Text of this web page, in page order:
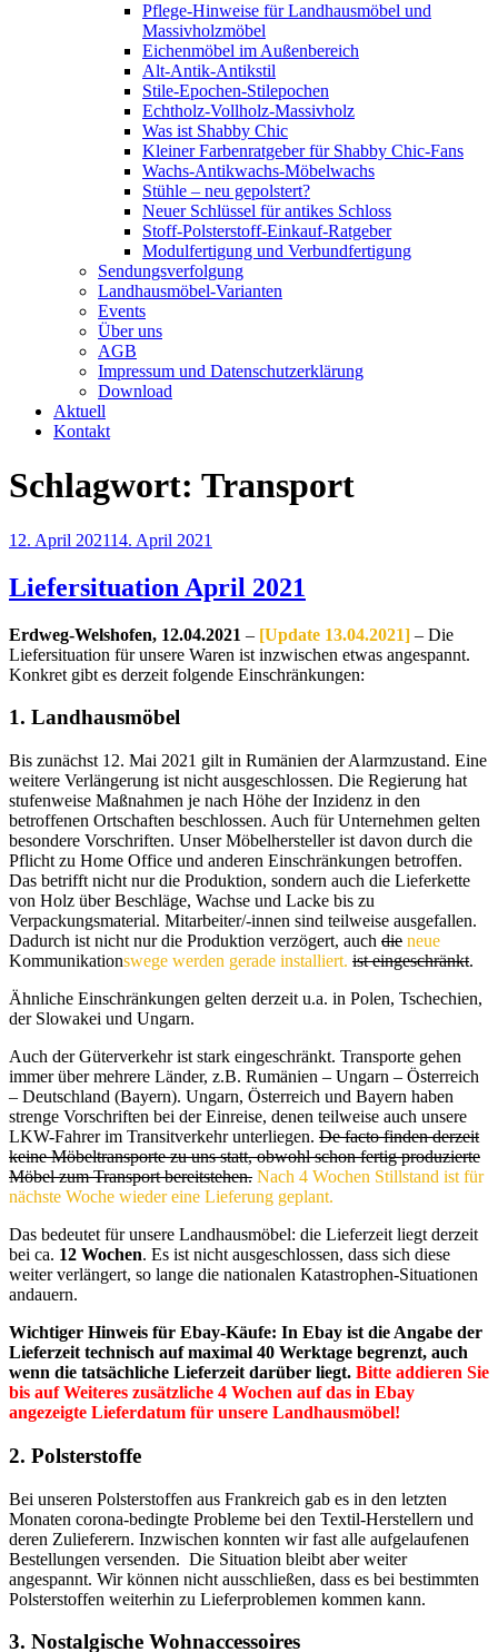
Pflege-Hinweise für Landhausmöbel und
Massivholzmöbel
Eichenmöbel im Außenbereich
Alt-Antik-Antikstil
Stile-Epochen-Stilepochen
Echtholz-Vollholz-Massivholz
Was ist Shabby Chic
Kleiner Farbenratgeber für Shabby Chic-Fans
Wachs-Antikwachs-Möbelwachs
Stühle – neu gepolstert?
Neuer Schlüssel für antikes Schloss
Stoff-Polsterstoff-Einkauf-Ratgeber
Modulfertigung und Verbundfertigung
Sendungsverfolgung
Landhausmöbel-Varianten
Events
Über uns
AGB
Impressum und Datenschutzerklärung
Download
Aktuell
Kontakt
Schlagwort: Transport
Veröffentlicht
12. April 202114. April 2021
Liefersituation April 2021
Erdweg-Welshofen, 12.04.2021 – [Update 13.04.2021] – Die
Liefersituation für unsere Waren ist inzwischen etwas angespannt.
Konkret gibt es derzeit folgende Einschränkungen:
1. Landhausmöbel
Bis zunächst 12. Mai 2021 gilt in Rumänien der Alarmzustand. Eine
weitere Verlängerung ist nicht ausgeschlossen. Die Regierung hat
stufenweise Maßnahmen je nach Höhe der Inzidenz in den
betroffenen Ortschaften beschlossen. Auch für Unternehmen gelten
besondere Vorschriften. Unser Möbelhersteller ist davon durch die
Pflicht zu Home Office und anderen Einschränkungen betroffen.
Das betrifft nicht nur die Produktion, sondern auch die Lieferkette
von Holz über Beschläge, Wachse und Lacke bis zu
Verpackungsmaterial. Mitarbeiter/-innen sind teilweise ausgefallen.
Dadurch ist nicht nur die Produktion verzögert, auch die neue
Kommunikationswege werden gerade installiert. ist eingeschränkt.
Ähnliche Einschränkungen gelten derzeit u.a. in Polen, Tschechien,
der Slowakei und Ungarn.
Auch der Güterverkehr ist stark eingeschränkt. Transporte gehen
immer über mehrere Länder, z.B. Rumänien – Ungarn – Österreich
– Deutschland (Bayern). Ungarn, Österreich und Bayern haben
strenge Vorschriften bei der Einreise, denen teilweise auch unsere
LKW-Fahrer im Transitverkehr unterliegen. De facto finden derzeit
keine Möbeltransporte zu uns statt, obwohl schon fertig produzierte
Möbel zum Transport bereitstehen. Nach 4 Wochen Stillstand ist für
nächste Woche wieder eine Lieferung geplant.
Das bedeutet für unsere Landhausmöbel: die Lieferzeit liegt derzeit
bei ca. 12 Wochen. Es ist nicht ausgeschlossen, dass sich diese
weiter verlängert, so lange die nationalen Katastrophen-Situationen
andauern.
Wichtiger Hinweis für Ebay-Käufe: In Ebay ist die Angabe der
Lieferzeit technisch auf maximal 40 Werktage begrenzt, auch
wenn die tatsächliche Lieferzeit darüber liegt. Bitte addieren Sie
bis auf Weiteres zusätzliche 4 Wochen auf das in Ebay
angezeigte Lieferdatum für unsere Landhausmöbel!
2. Polsterstoffe
Bei unseren Polsterstoffen aus Frankreich gab es in den letzten
Monaten corona-bedingte Probleme bei den Textil-Herstellern und
deren Zulieferern. Inzwischen konnten wir fast alle aufgelaufenen
Bestellungen versenden. Die Situation bleibt aber weiter
angespannt. Wir können nicht ausschließen, dass es bei bestimmten
Polsterstoffen weiterhin zu Lieferproblemen kommen kann.
3. Nostalgische Wohnaccessoires